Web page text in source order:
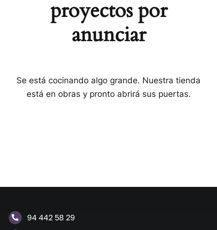
proyectos por
anunciar
Se está cocinando algo grande. Nuestra tienda
está en obras y pronto abrirá sus puertas.
94 442 58 29